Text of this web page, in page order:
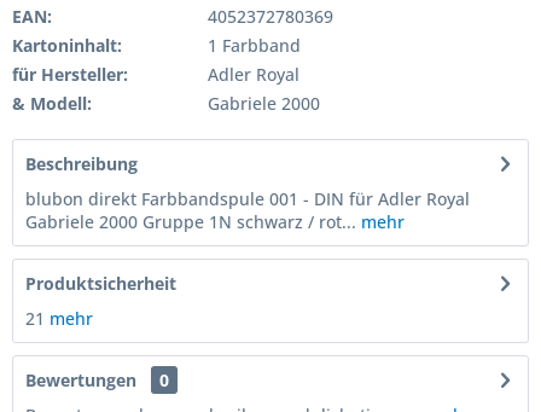
EAN:
4052372780369
Kartoninhalt:
1 Farbband
für Hersteller:
Adler Royal
& Modell:
Gabriele 2000
Beschreibung
blubon direkt Farbbandspule 001 - DIN für Adler Royal
Gabriele 2000 Gruppe 1N schwarz / rot... mehr
Produktsicherheit
21 mehr
Bewertungen
0